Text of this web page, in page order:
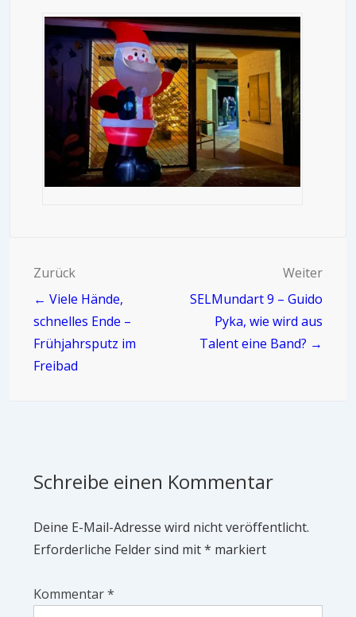
Zurück
← Viele Hände,
schnelles Ende –
Frühjahrsputz im
Freibad
Weiter
SELMundart 9 – Guido
Pyka, wie wird aus
Talent eine Band? →
Schreibe einen Kommentar
Deine E-Mail-Adresse wird nicht veröffentlicht.
Erforderliche Felder sind mit* markiert
Kommentar*